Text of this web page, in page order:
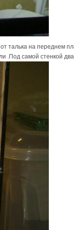
талька на переднем
.Под самой стенкой